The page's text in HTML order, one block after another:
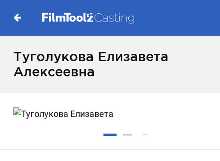
Туголукова Елизавета
Алексеевна